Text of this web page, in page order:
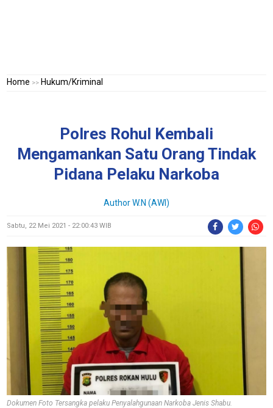
Home >> Hukum/Kriminal
Polres Rohul Kembali
Mengamankan Satu Orang Tindak
Pidana Pelaku Narkoba
Author W.N (AWI)
Sabtu, 22 Mei 2021 - 22:00:43 WIB
Dokumen Foto Tersangka pelaku Penyalahgunaan Narkoba Jenis Shabu.